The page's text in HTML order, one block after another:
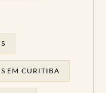
EM CURITIBA